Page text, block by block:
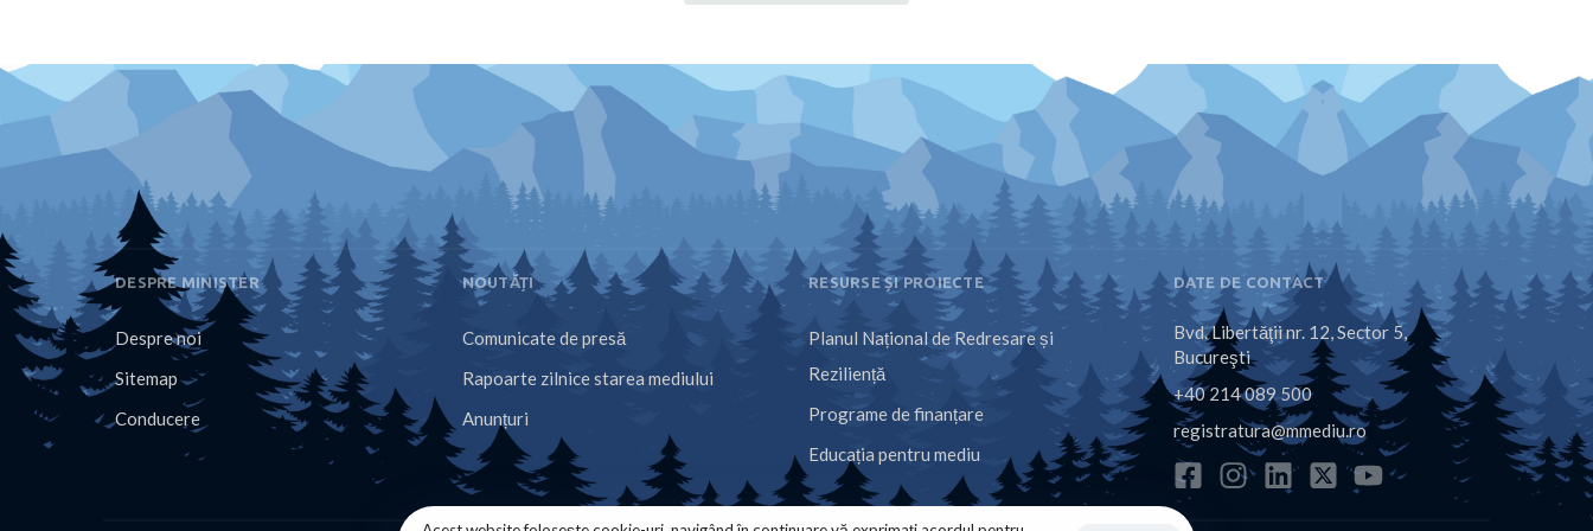
DESPRE MINISTER
Despre noi
Sitemap
Conducere
NOUTĂȚI
Comunicate de presă
Rapoarte zilnice starea mediului
Anunțuri
RESURSE ȘI PROIECTE
Planul Național de Redresare și
Reziliență
Programe de finanțare
Educația pentru mediu
DATE DE CONTACT
Bvd. Libertăţii nr. 12, Sector 5,
Bucureşti
+40 214 089 500
registratura@mmediu.ro